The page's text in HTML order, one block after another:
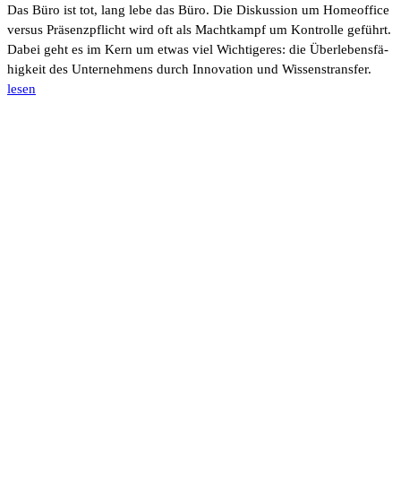
Das Büro ist tot, lang lebe das Büro. Die Diskus­sion um Home­of­fice
versus Präsenz­pflicht wird oft als Macht­kampf um Kontrolle geführt.
Dabei geht es im Kern um etwas viel Wich­ti­geres: die Über­le­bens­fä­
hig­keit des Unter­neh­mens durch Inno­va­tion und Wissens­transfer.
lesen